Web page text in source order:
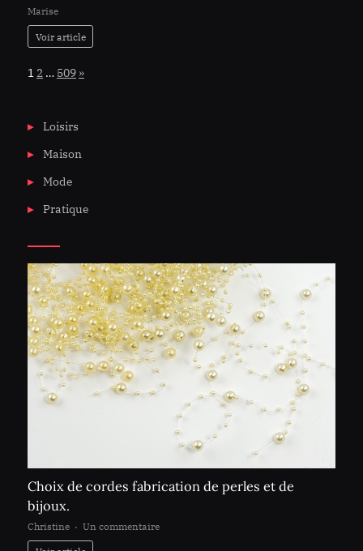
Marise
Voir article
Page:
1 2 … 509 Next
»
Loisirs
Maison
Mode
Pratique
Choix de cordes fabrication de perles et de
bijoux.
Christine Un commentairesur